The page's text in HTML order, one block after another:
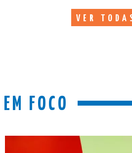
VER
EM FOCO